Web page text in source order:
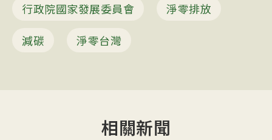
行政院國家發展委員會
淨零排放
減碳
淨零台灣
相關新聞